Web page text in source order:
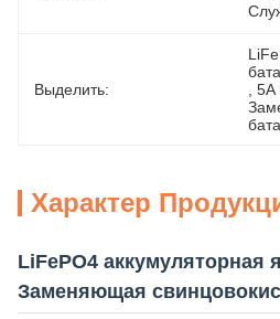
Выделить: 5A
Характер
LiFePO4 аккумуляторная
Заменяющая